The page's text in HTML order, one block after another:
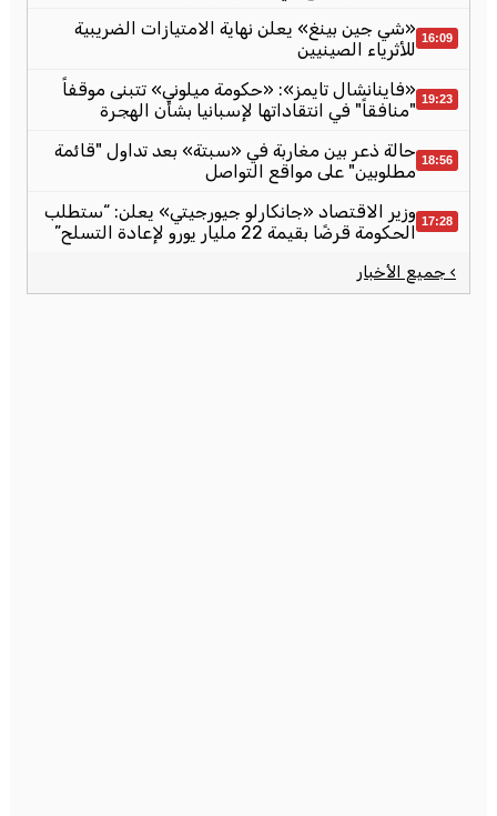
16:09 «شي جين بينغ» يعلن نهاية الامتيازات الضريبية
للأثرياء الصينيين
19:23 «فاينانشال تايمز»: «حكومة ميلوني» تتبنى موقفاً
"منافقاً" في انتقاداتها لإسبانيا بشأن الهجرة
18:56 حالة ذعر بين مغاربة في «سبتة» بعد تداول "قائمة
مطلوبين" على مواقع التواصل
17:28 وزير الاقتصاد «جانكارلو جيورجيتي» يعلن: “ستطلب
الحكومة قرضًا بقيمة 22 مليار يورو لإعادة التسلح”
› جميع الأخبار